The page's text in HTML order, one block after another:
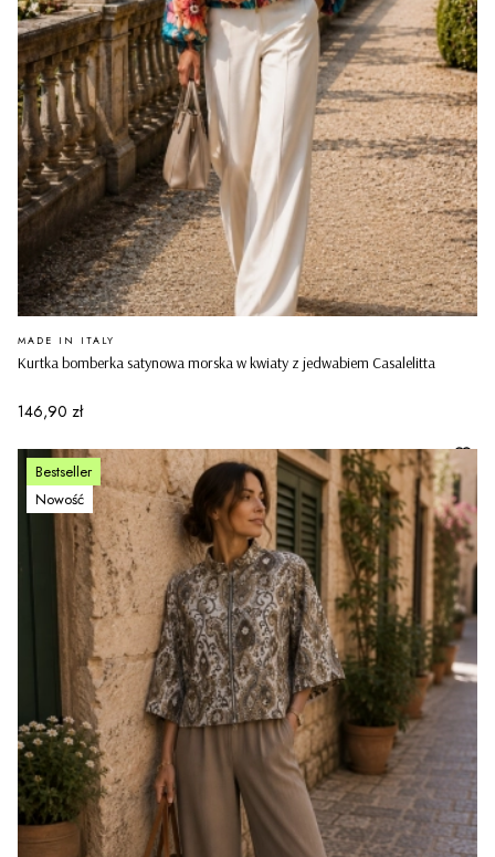
Kurtka bomberka satynowa morska w kwiaty z jedwabiem Casalelitta
PRODUCENT
MADE IN ITALY
Cena
146,90 zł
Bestseller
Nowość